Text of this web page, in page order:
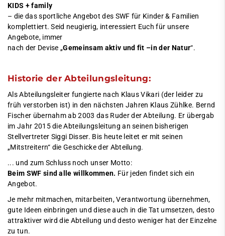
KIDS + family
– die das sportliche Angebot des SWF für Kinder & Familien
komplettiert. Seid neugierig, interessiert Euch für unsere
Angebote, immer
nach der Devise „Gemeinsam aktiv und fit –in der Natur“.
Historie der Abteilungsleitung:
Als Abteilungsleiter fungierte nach Klaus Vikari (der leider zu
früh verstorben ist) in den nächsten Jahren Klaus Zühlke. Bernd
Fischer übernahm ab 2003 das Ruder der Abteilung. Er übergab
im Jahr 2015 die Abteilungsleitung an seinen bisherigen
Stellvertreter Siggi Disser. Bis heute leitet er mit seinen
„Mitstreitern“ die Geschicke der Abteilung.
... und zum Schluss noch unser Motto:
Beim SWF sind alle willkommen. Für jeden findet sich ein
Angebot.
Je mehr mitmachen, mitarbeiten, Verantwortung übernehmen,
gute Ideen einbringen und diese auch in die Tat umsetzen, desto
attraktiver wird die Abteilung und desto weniger hat der Einzelne
zu tun.